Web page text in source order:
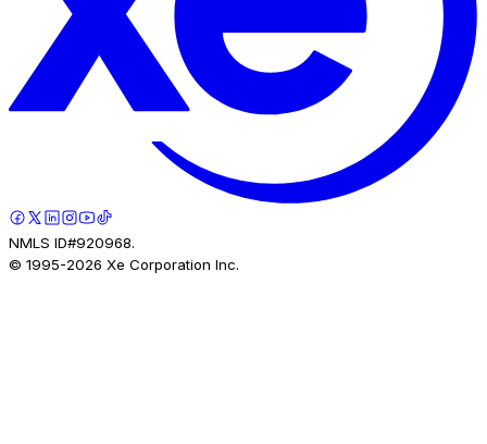
NMLS ID#920968.
© 1995-2026 Xe Corporation Inc.